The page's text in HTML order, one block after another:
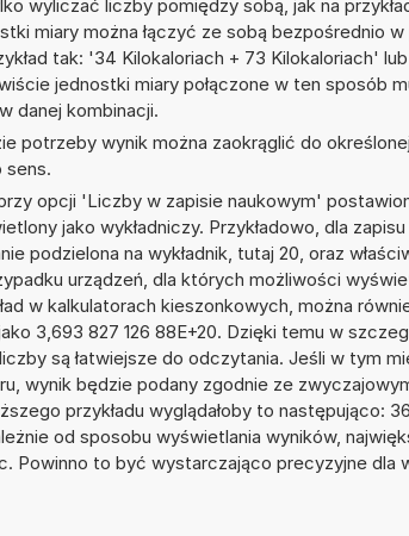
wyliczać liczby pomiędzy sobą, jak na
miary można łączyć ze sobą bezpośrednio
tak: '34 Kilokaloriach + 73 Kilokaloriach'
jednostki miary połączone w ten sposób
danej kombinacji.
potrzeby wynik można zaokrąglić do
sens.
opcji 'Liczby w zapisie naukowym'
jako wykładniczy. Przykładowo, dla
podzielona na wykładnik, tutaj 20, oraz
urządzeń, dla których możliwości
w kalkulatorach kieszonkowych, można
3,693 827 126 88E+20. Dzięki temu w
liczby są łatwiejsze do odczytania. Jeśli w tym
wynik będzie podany zgodnie ze
przykładu wyglądałoby to następująco:
od sposobu wyświetlania wyników,
Powinno to być wystarczająco precyzyjne dla